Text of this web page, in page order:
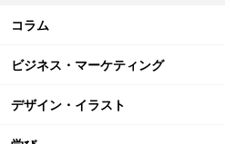
コラム
ビジネス・マーケティング
デザイン・イラスト